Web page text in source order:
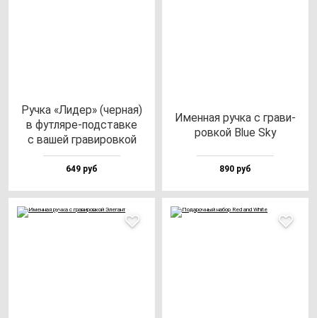
Руч­ка «Лидер» (чер­ная)
в фут­ля­ре-под­став­ке
с ва­шей гра­ви­ров­кой
649 руб
Имен­ная руч­ка с гра­ви­
ров­кой Blue Sky
890 руб